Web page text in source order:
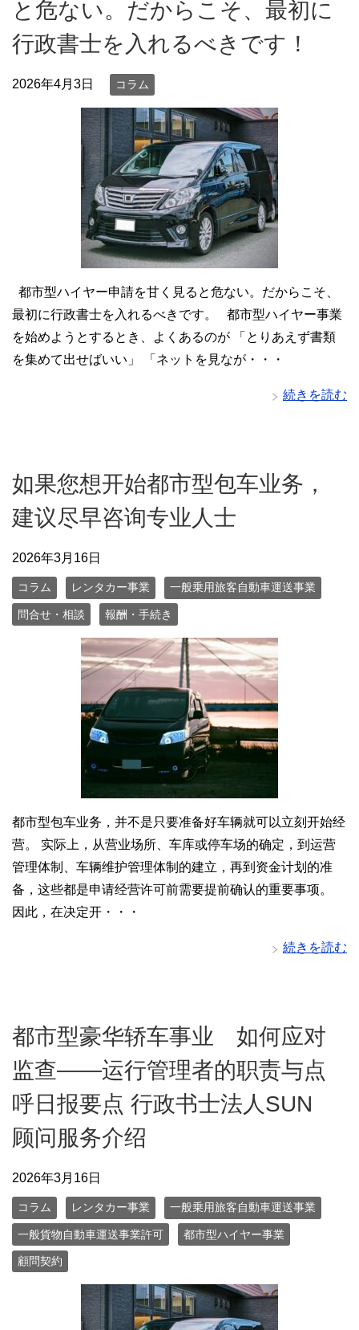
と危ない。だからこそ、最初に
行政書士を入れるべきです！
2026年4月3日 コラム
都市型ハイヤー申請を甘く見ると危ない。だからこそ、
最初に行政書士を入れるべきです。 都市型ハイヤー事業
を始めようとするとき、よくあるのが 「とりあえず書類
を集めて出せばいい」 「ネットを見なが・・・
続きを読む
如果您想开始都市型包车业务，
建议尽早咨询专业人士
2026年3月16日
コラム レンタカー事業 一般乗用旅客自動車運送事業
問合せ・相談 報酬・手続き
都市型包车业务，并不是只要准备好车辆就可以立刻开始经
营。 实际上，从营业场所、车库或停车场的确定，到运营
管理体制、车辆维护管理体制的建立，再到资金计划的准
备，这些都是申请经营许可前需要提前确认的重要事项。
因此，在决定开・・・
続きを読む
都市型豪华轿车事业 如何应对
监查——运行管理者的职责与点
呼日报要点 行政书士法人SUN
顾问服务介绍
2026年3月16日
コラム レンタカー事業 一般乗用旅客自動車運送事業
一般貨物自動車運送事業許可 都市型ハイヤー事業
顧問契約